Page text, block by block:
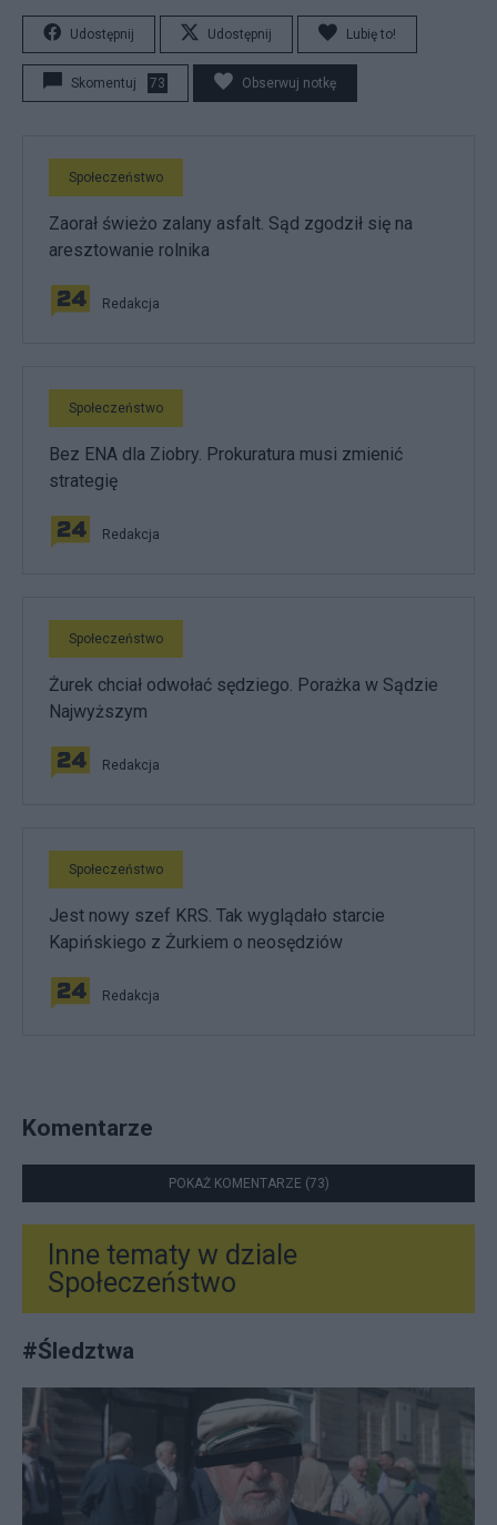
Udostępnij Udostępnij Lubię to!
Skomentuj 73 Obserwuj notkę
Społeczeństwo
Zaorał świeżo zalany asfalt. Sąd zgodził się na
aresztowanie rolnika
Redakcja
Społeczeństwo
Bez ENA dla Ziobry. Prokuratura musi zmienić
strategię
Redakcja
Społeczeństwo
Żurek chciał odwołać sędziego. Porażka w Sądzie
Najwyższym
Redakcja
Społeczeństwo
Jest nowy szef KRS. Tak wyglądało starcie
Kapińskiego z Żurkiem o neosędziów
Redakcja
Komentarze
POKAŻ KOMENTARZE (73)
Inne tematy w dziale
Społeczeństwo
#Śledztwa